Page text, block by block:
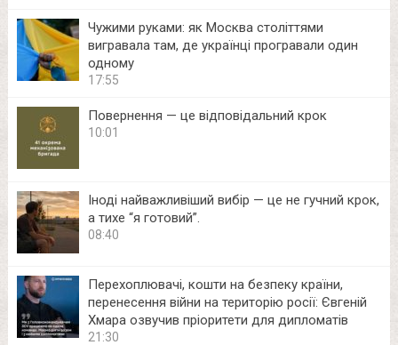
Чужими руками: як Москва століттями
вигравала там, де українці програвали один
одному
17:55
Повернення — це відповідальний крок
10:01
Іноді найважливіший вибір — це не гучний крок,
а тихе “я готовий”.
08:40
Перехоплювачі, кошти на безпеку країни,
перенесення війни на територію росії: Євгеній
Хмара озвучив пріоритети для дипломатів
21:30